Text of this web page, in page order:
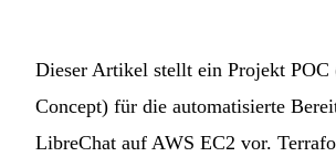
Dieser Artikel stellt ein Projekt POC
Concept) für die automatisierte
LibreChat auf AWS EC2 vor.